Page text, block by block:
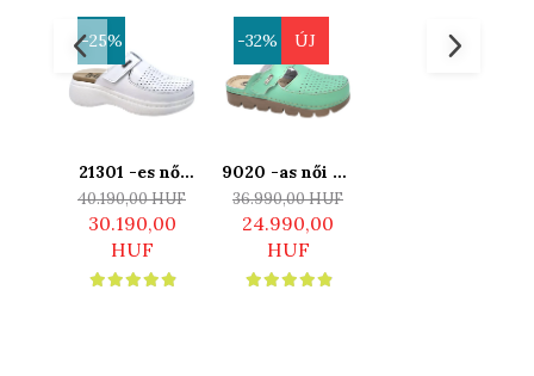
-25%
21301 -es női
Dr Feet bőr
papucs - fehér
40.190,00 HUF
30.190,00
HUF
-32% ÚJ
9020 -as női Dr
Feet bőr
papucs - zöld
36.990,00 HUF
24.990,00
HUF